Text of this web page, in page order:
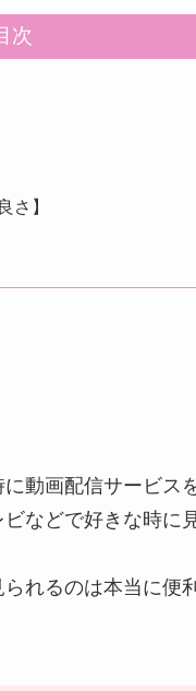
次
さ】
動画配信サービス
などで好きな時に
れるのは本当に便